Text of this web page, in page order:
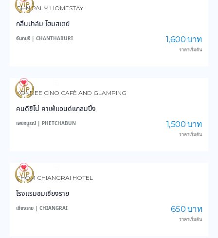
GLIN PALM HOMESTAY
กลิ่นปาล์ม โฮมสเตย์
จันทบุรี | CHANTHABURI 1,600 บาท
ราคาเริ่มต้น
3,194
KONDEE CINO CAFÈ AND GLAMPING
คนดีชิโน่ คาเฟ่แอนด์แกลมปิ้ง
เพชรบูรณ์ | PHETCHABUN 1,500 บาท
ราคาเริ่มต้น
3,647
CHOM CHIANGRAI HOTEL
โรงแรมชมเชียงราย
เชียงราย | CHIANGRAI 650 บาท
ราคาเริ่มต้น